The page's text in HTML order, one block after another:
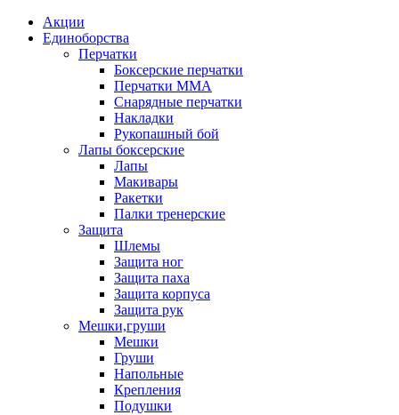
Акции
Единоборства
Перчатки
Боксерские перчатки
Перчатки ММА
Снарядные перчатки
Накладки
Рукопашный бой
Лапы боксерские
Лапы
Макивары
Ракетки
Палки тренерские
Защита
Шлемы
Защита ног
Защита паха
Защита корпуса
Защита рук
Мешки,груши
Мешки
Груши
Напольные
Крепления
Подушки